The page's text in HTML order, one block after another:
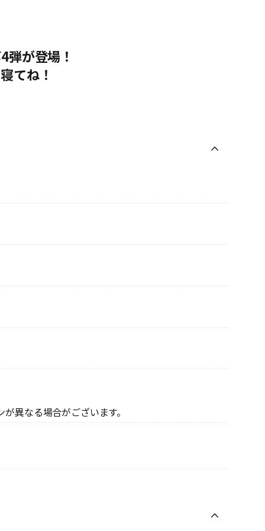
が登場！
てね！
異なる場合がございます。